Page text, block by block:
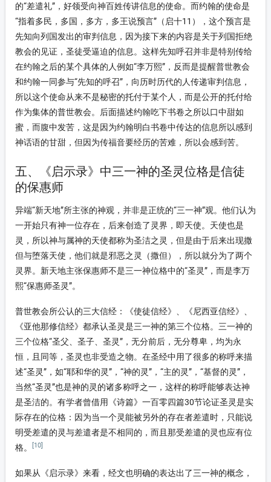
的“差遣礼”，好领受向神百姓传讲信息的使命。而约翰的使命是
“指着多民，多国，多方，多王说预言”（启十11），这个预言是
先知向列国发出的审判信息，因为接下来的内容是关于列国拒绝
教会的见证，圣徒受逼迫的信息。这样先知呼召并非是特别传给
在约翰之后的某个具体的人例如“李万熙”，反而是提醒普世教会
和约翰一同参与“先知的呼召”，向历时历代的人传递审判信息，
所以这个使命从来不是秘密的托付于某个人，而是公开的托付给
作为集体的普世教会。后面描述约翰吃下书卷之所以口中甜如
蜜，而腹中发苦，这是因为约翰明白书卷中传达的信息所以感到
神话语的甘甜，但因为传福音要经历的苦难，所以会感到苦。
五、《启示录》中三一神的圣灵位格是信徒
的保惠师
异端“新天地”所主张的神观，并非是正统的“三一神”观。他们认为
一开始只有神一位存在，后来创造了灵界，即天使。天使也是
灵，所以神与属神的天使都称为圣洁之灵，但是由于后来出现撒
但与堕落天使，他们就是邪恶之灵（撒但），所以就分为了两个
灵界。新天地主张保惠师不是三一神位格中的“圣灵”，而是李万
熙“保惠师圣灵”。
普世教会所公认的三大信经：《使徒信经》、《尼西亚信经》、
《亚他那修信经》都承认圣灵是三一神的第三个位格。三一神的
三个位格“圣父、圣子、圣灵”，无分前后，无分尊卑，均为永
恒，且同等，圣灵也非受造之物。在圣经中用了很多的称呼来描
述“圣灵”，如“耶和华的灵”，“神的灵”，“主的灵”，“基督的灵”，
当然“圣灵”也是神的灵的诸多称呼之一，这样的称呼能够表达神
是圣洁的。有学者曾借用《诗篇》一百零四篇30节论证圣灵是实
际存在的位格：因为当一个灵能被另外的存在者差遣时，只能说
明受差遣的灵与差遣者是不相同的，而且那受差遣的灵也应有位
格。
[10]
如果从《启示录》来看，经文也明确的表达出了三一神的概念，